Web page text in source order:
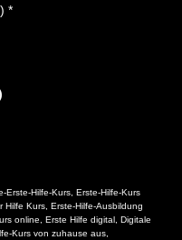
*
Erste-Hilfe-Kurs, Erste-Hilfe-Kurs
Hilfe Kurs, Erste-Hilfe-Ausbildung
online, Erste Hilfe digital, Digitale
Kurs von zuhause aus,